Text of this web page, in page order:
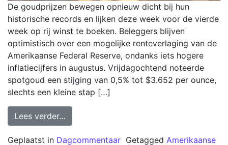
De goudprijzen bewegen opnieuw dicht bij hun
historische records en lijken deze week voor de vierde
week op rij winst te boeken. Beleggers blijven
optimistisch over een mogelijke renteverlaging van de
Amerikaanse Federal Reserve, ondanks iets hogere
inflatiecijfers in augustus. Vrijdagochtend noteerde
spotgoud een stijging van 0,5% tot $3.652 per ounce,
slechts een kleine stap […]
Lees verder…
Geplaatst in Dagcommentaar Getagged Amerikaanse